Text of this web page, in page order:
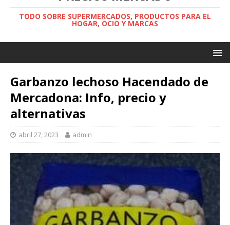
TODO SOBRE SUPERMERCADOS, PRODUCTOS PARA EL
HOGAR, OCIO Y MARCAS
Garbanzo lechoso Hacendado de
Mercadona: Info, precio y
alternativas
abril 27, 2023 admin